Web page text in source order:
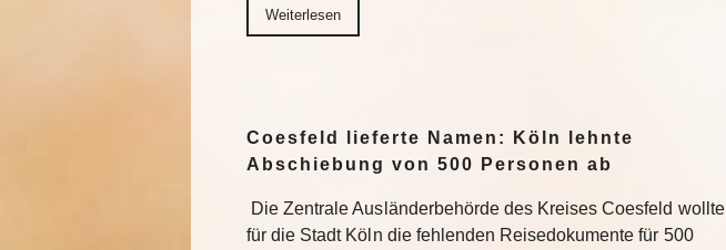
Weiterlesen
Coesfeld lieferte Namen: Köln lehnte
Abschiebung von 500 Personen ab
Die Zentrale Ausländerbehörde des Kreises Coesfeld wollte
für die Stadt Köln die fehlenden Reisedokumente für 500